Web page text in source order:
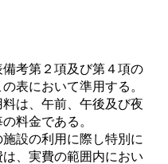
考第２項及び第４項の
表において準用する。
料は、午前、午後及び夜
料金である。
設の利用に際し特別に
、実費の範囲内におい